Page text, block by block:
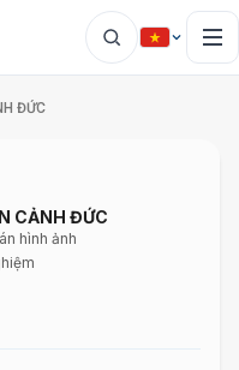
ĐỨC
CẢNH ĐỨC
hình ảnh